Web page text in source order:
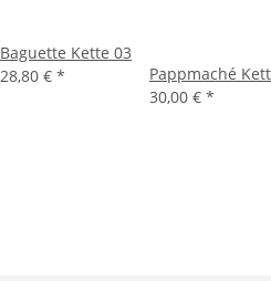
Baguette Kette 03
28,80 € *
Pappmaché
30,00 € *